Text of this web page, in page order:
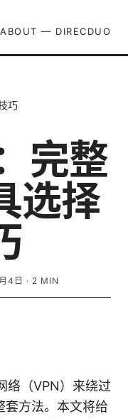
ABOUT — DIRECDUO
巧
完整
选择
4日 · 2 MIN
络（VPN）来绕过
套方法。本文将给